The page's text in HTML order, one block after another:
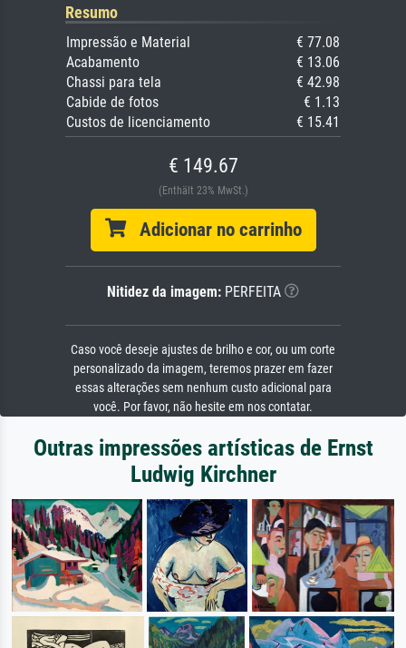
Resumo
Impressão e Material
€ 77.08
Acabamento
€ 13.06
Chassi para tela
€ 42.98
Cabide de fotos
€ 1.13
Custos de licenciamento
€ 15.41
€ 149.67
(Enthält 23% MwSt.)
Adicionar no carrinho
Nitidez da imagem: PERFEITA
Caso você deseje ajustes de brilho e cor, ou um corte
personalizado da imagem, teremos prazer em fazer
essas alterações sem nenhum custo adicional para
você. Por favor, não hesite em nos contatar.
Outras impressões artísticas de Ernst
Ludwig Kirchner